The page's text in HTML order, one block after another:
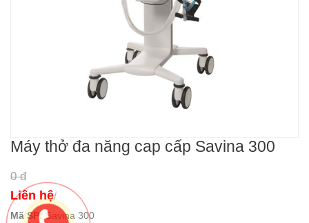
Máy thở đa năng cap cấp Savina 300
0 đ
Liên hệ/
Mã SP: Savina 300